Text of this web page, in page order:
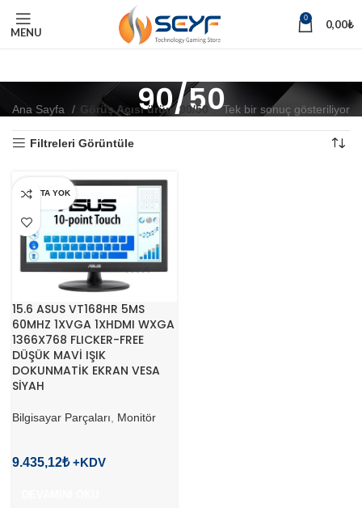
MENU
0 0,00₺
90/50
Ana Sayfa Görüş Açısı ürün 90/50 Tek bir sonuç gösteriliyor
Filtreleri Görüntüle
STOKTA YOK
15.6 ASUS VT168HR 5MS
60MHZ 1XVGA 1XHDMI WXGA
1366X768 FLICKER-FREE
DÜŞÜK MAVİ IŞIK
DOKUNMATİK EKRAN VESA
SİYAH
Bilgisayar Parçaları Monitör
9.435,12₺